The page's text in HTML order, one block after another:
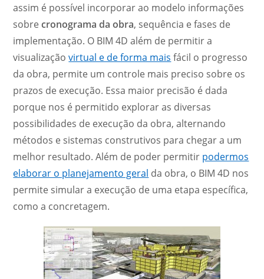
assim é possível incorporar ao modelo informações
sobrecronograma da obra, sequência e fases de
implementação. O BIM 4D além de permitir a
visualizaçãovirtual e de forma mais fácil o progresso
da obra, permite um controle mais preciso sobre os
prazos de execução. Essa maior precisão é dada
porque nos é permitido explorar as diversas
possibilidades de execução da obra, alternando
métodos e sistemas construtivos para chegar a um
melhor resultado. Além de poder permitir podermos
elaborar o planejamento geral da obra, o BIM 4D nos
permite simular a execução de uma etapa específica,
como a concretagem.